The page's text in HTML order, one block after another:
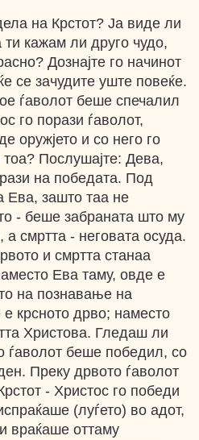
на Крстот? Ја виде ли
кажам ли друго чудо,
Дознајте го начинот
се зачудите уште повеќе.
ѓаволот беше спечалил
го порази ѓаволот,
оружјето и со него го
Послушајте: Дева,
на победата. Под
Ева, зашто таа не
- беше забраната што му
смртта - неговата осуда.
и смртта станаа
Ева таму, овде е
на познавање на
крсното дрво; наместо
Христова. Гледаш ли
ѓаволот беше победил, со
Преку дрвото ѓаволот
- Христос го победи
(луѓето) во адот,
враќаше оттаму